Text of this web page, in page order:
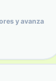
y avanza